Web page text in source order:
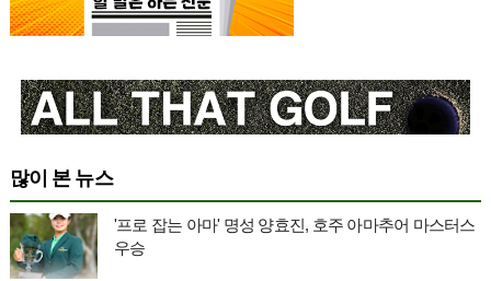
많이 본 뉴스
'프로 잡는 아마' 명성 양효진, 호주 아마추어 마스터스
우승